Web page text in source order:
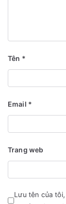
Tên *
Email *
Trang web
Lưu tên của